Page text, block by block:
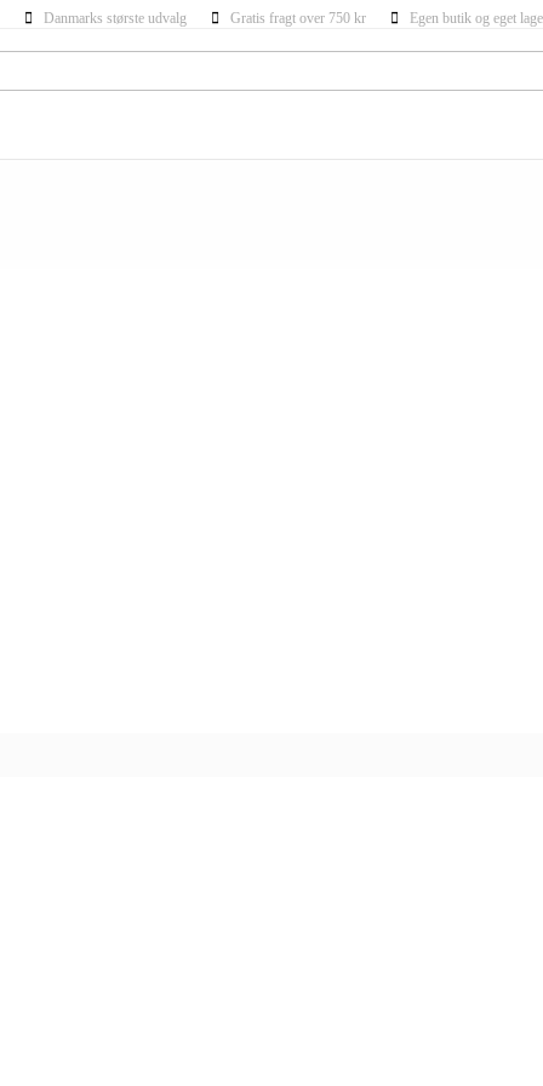
Danmarks største udvalg Gratis fragt over 750 kr Egen butik og eget